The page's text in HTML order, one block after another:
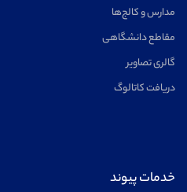
مدارس و کالج‌ها
مقاطع دانشگاهی
گالری تصاویر
دریافت کاتالوگ
خدمات پیوند